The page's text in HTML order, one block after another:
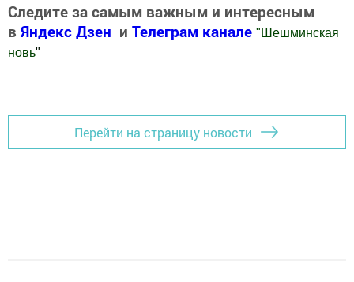
Следите за самым важным и интересным
в Яндекс Дзен и Телеграм канале " Шешминская
новь"
Перейти на страницу новости